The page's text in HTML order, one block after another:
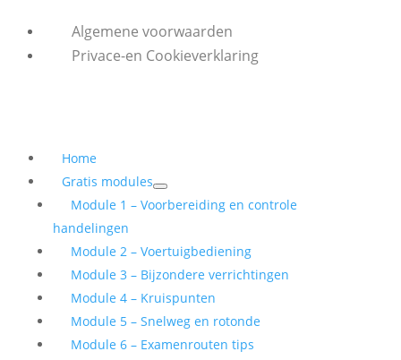
Algemene voorwaarden
Privace-en Cookieverklaring
Home
Gratis modules
Module 1 – Voorbereiding en controle
handelingen
Module 2 – Voertuigbediening
Module 3 – Bijzondere verrichtingen
Module 4 – Kruispunten
Module 5 – Snelweg en rotonde
Module 6 – Examenrouten tips